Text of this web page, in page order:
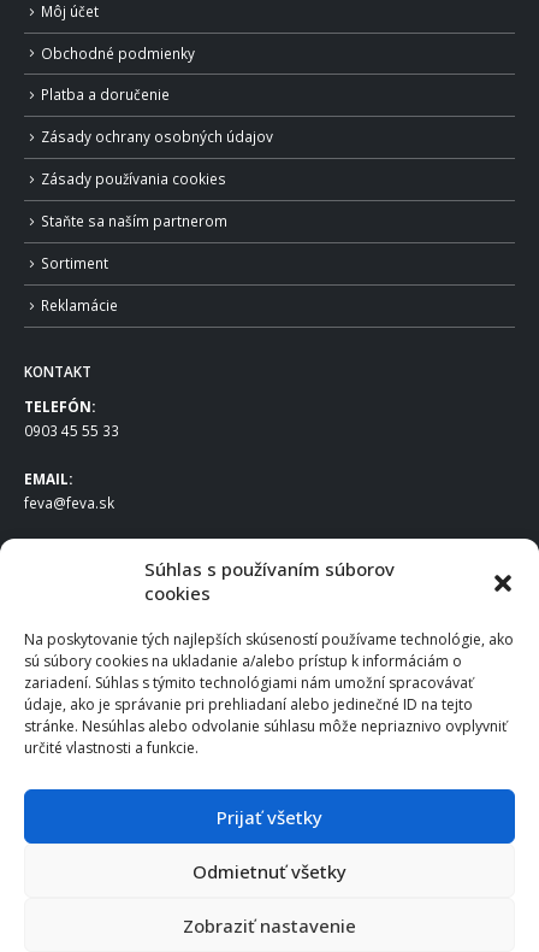
Súhlas s používaním súborov
cookies
Na poskytovanie tých najlepších skúseností používame technológie, ako
sú súbory cookies na ukladanie a/alebo prístup k informáciám o
zariadení. Súhlas s týmito technológiami nám umožní spracovávať
údaje, ako je správanie pri prehliadaní alebo jedinečné ID na tejto
stránke. Nesúhlas alebo odvolanie súhlasu môže nepriaznivo ovplyvniť
určité vlastnosti a funkcie.
Prijať všetky
Odmietnuť všetky
Zobraziť nastavenie
Môj účet
Obchodné podmienky
Platba a doručenie
Zásady ochrany osobných údajov
Zásady používania cookies
Staňte sa naším partnerom
Sortiment
Reklamácie
KONTAKT
TELEFÓN:
0903 45 55 33
EMAIL:
feva@feva.sk
FEVA Slovakia SK s.r.o.
831 04 Bratislava
IČO: 50922688
DIČ: 2120539388
IČ DPH: SK2120539388
Po – Pia: 8:00 – 16:30